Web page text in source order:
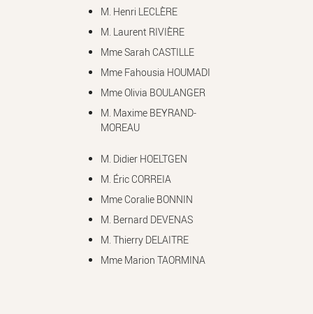
M. Henri LECLÈRE
M. Laurent RIVIÈRE
Mme Sarah CASTILLE
Mme Fahousia HOUMADI
Mme Olivia BOULANGER
M. Maxime BEYRAND-
MOREAU
M. Didier HOELTGEN
M. Éric CORREIA
Mme Coralie BONNIN
M. Bernard DEVENAS
M. Thierry DELAITRE
Mme Marion TAORMINA